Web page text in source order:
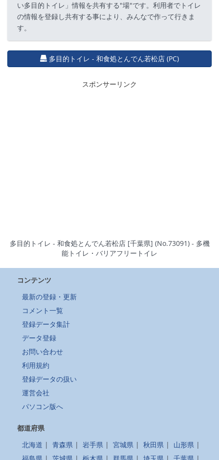
い多目的トイレ」情報を共有する"場"です。利用者でトイレ
の情報を登録し共有する事により、みんなで作って行きま
す。
多目的トイレ - 和食処とんでん若松店 (PC)
スポンサーリンク
多目的トイレ - 和食処とんでん若松店 [千葉県] (No.73091) - 多機
能トイレ・バリアフリートイレ
コンテンツ
最新の登録・更新
コメント一覧
登録データ集計
データ登録
お問い合わせ
利用規約
登録データの扱い
運営会社
パソコン版へ
都道府県
北海道 | 青森県 | 岩手県 | 宮城県 | 秋田県 | 山形県 |